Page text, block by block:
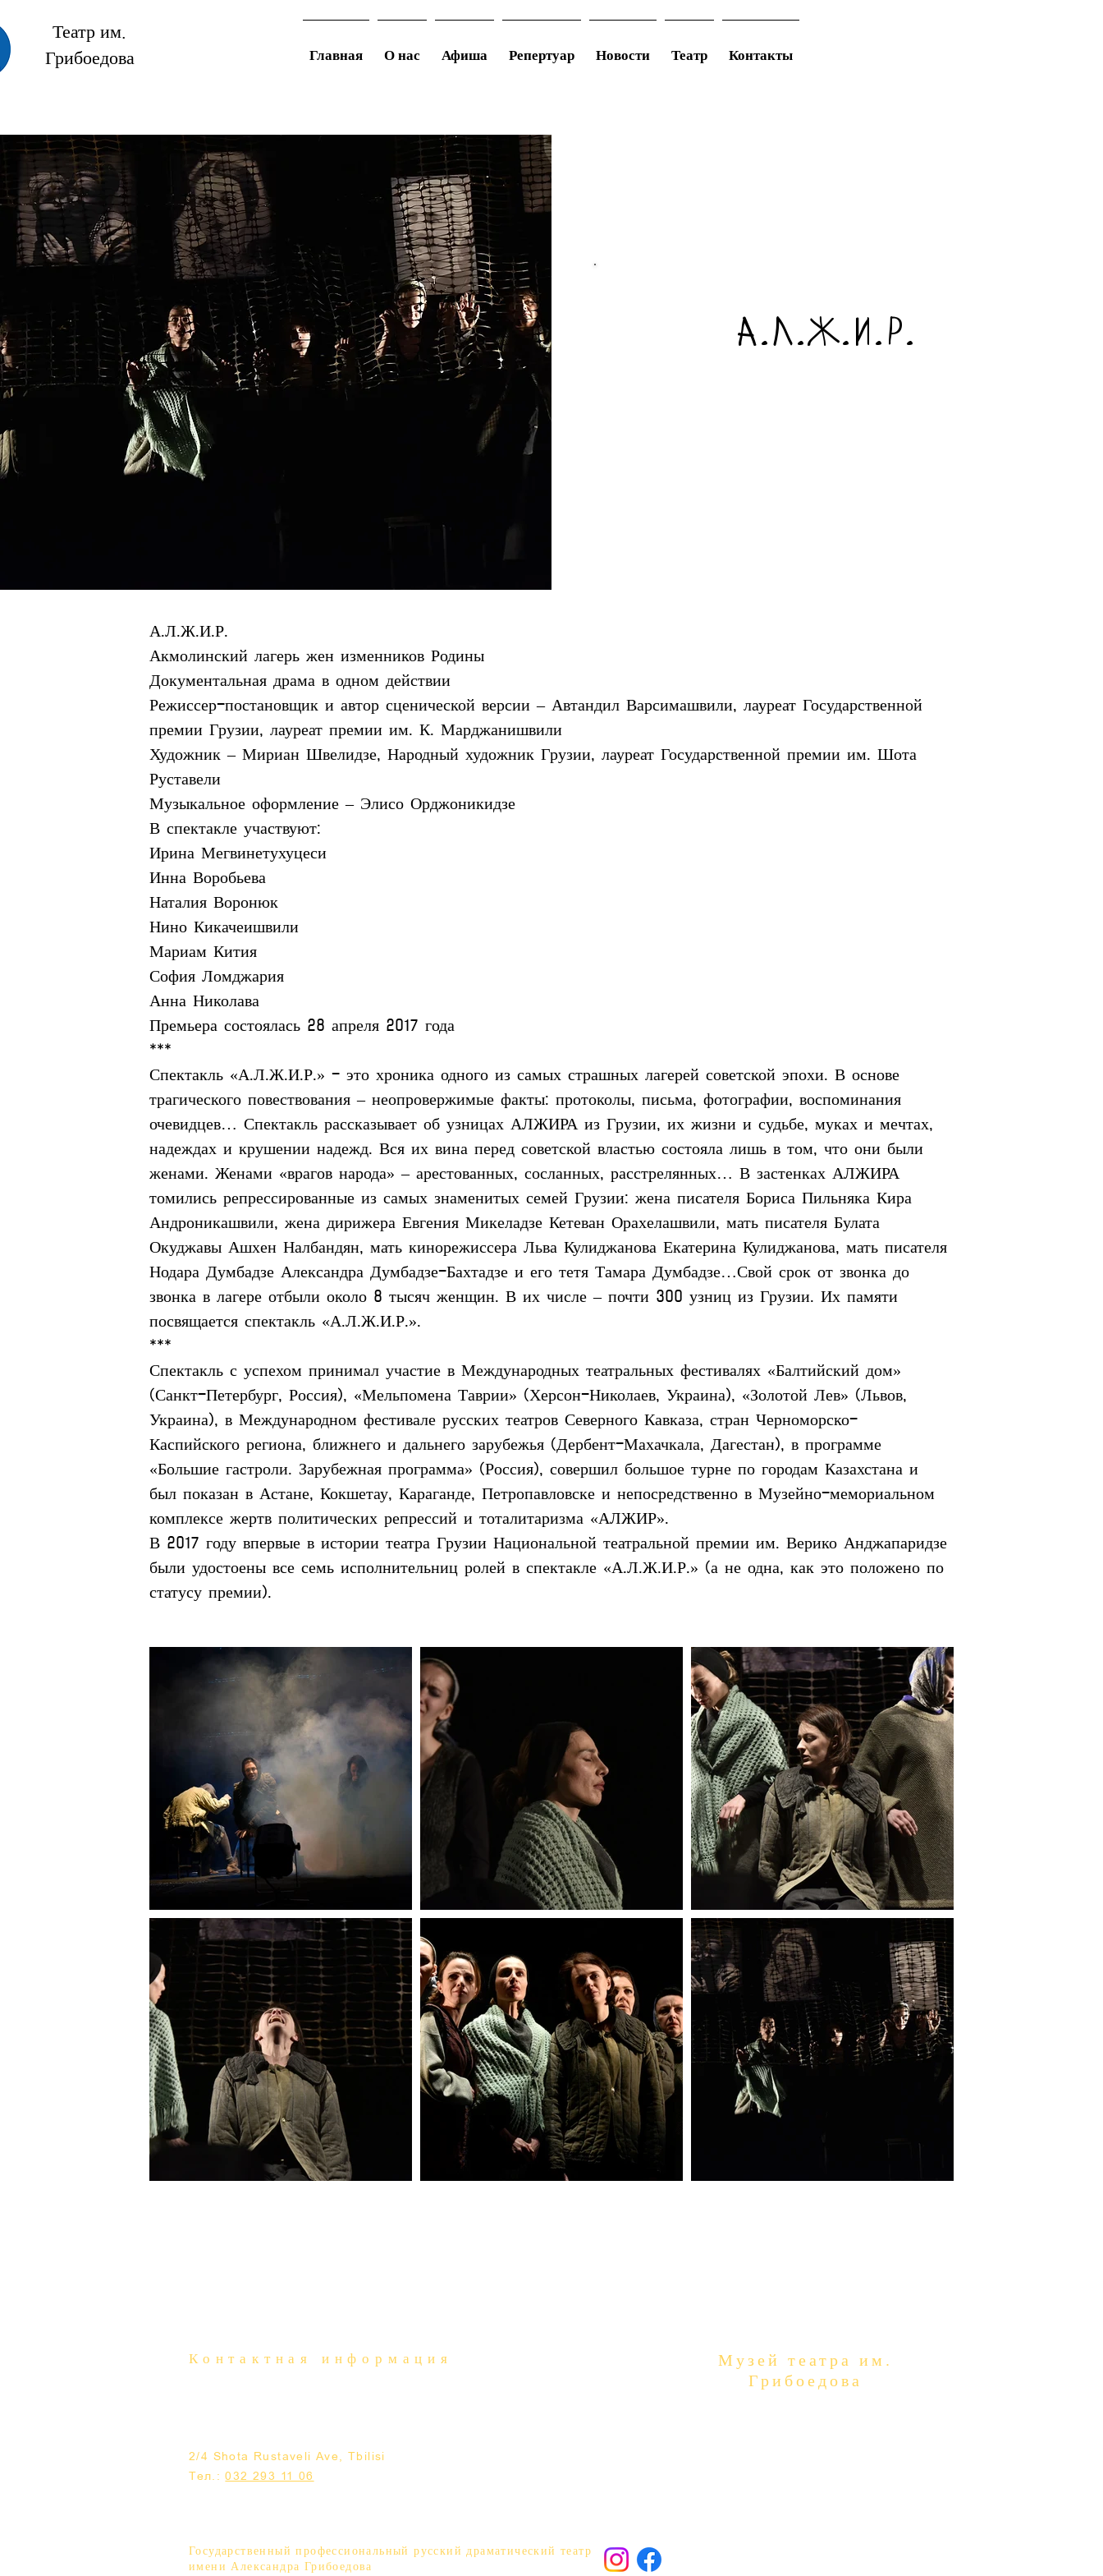
Театр им.
Грибоедова
Главная О нас Афиша Репертуар Новости Театр Контакты
А.Л.Ж.И.Р.
А.Л.Ж.И.Р.
Акмолинский лагерь жен изменников Родины
Документальная драма в одном действии
Режиссер-постановщик и автор сценической версии – Автандил Варсимашвили, лауреат Государственной
премии Грузии, лауреат премии им. К. Марджанишвили
Художник – Мириан Швелидзе, Народный художник Грузии, лауреат Государственной премии им. Шота
Руставели
Музыкальное оформление – Элисо Орджоникидзе
В спектакле участвуют:
Ирина Мегвинетухуцеси
Инна Воробьева
Наталия Воронюк
Нино Кикачеишвили
Мариам Кития
София Ломджария
Анна Николава
Премьера состоялась 28 апреля 2017 года
***
Спектакль «А.Л.Ж.И.Р.» - это хроника одного из самых страшных лагерей советской эпохи. В основе
трагического повествования – неопровержимые факты: протоколы, письма, фотографии, воспоминания
очевидцев… Спектакль рассказывает об узницах АЛЖИРА из Грузии, их жизни и судьбе, муках и мечтах,
надеждах и крушении надежд. Вся их вина перед советской властью состояла лишь в том, что они были
женами. Женами «врагов народа» – арестованных, сосланных, расстрелянных… В застенках АЛЖИРА
томились репрессированные из самых знаменитых семей Грузии: жена писателя Бориса Пильняка Кира
Андроникашвили, жена дирижера Евгения Микеладзе Кетеван Орахелашвили, мать писателя Булата
Окуджавы Ашхен Налбандян, мать кинорежиссера Льва Кулиджанова Екатерина Кулиджанова, мать писателя
Нодара Думбадзе Александра Думбадзе-Бахтадзе и его тетя Тамара Думбадзе…Свой срок от звонка до
звонка в лагере отбыли около 8 тысяч женщин. В их числе – почти 300 узниц из Грузии. Их памяти
посвящается спектакль «А.Л.Ж.И.Р.».
***
Спектакль с успехом принимал участие в Международных театральных фестивалях «Балтийский дом»
(Санкт-Петербург, Россия), «Мельпомена Таврии» (Херсон-Николаев, Украина), «Золотой Лев» (Львов,
Украина), в Международном фестивале русских театров Северного Кавказа, стран Черноморско-
Каспийского региона, ближнего и дальнего зарубежья (Дербент-Махачкала, Дагестан), в программе
«Большие гастроли. Зарубежная программа» (Россия), совершил большое турне по городам Казахстана и
был показан в Астане, Кокшетау, Караганде, Петропавловске и непосредственно в Музейно-мемориальном
комплексе жертв политических репрессий и тоталитаризма «АЛЖИР».
В 2017 году впервые в истории театра Грузии Национальной театральной премии им. Верико Анджапаридзе
были удостоены все семь исполнительниц ролей в спектакле «А.Л.Ж.И.Р.» (а не одна, как это положено по
статусу премии).
Контактная информация
Музей театра им.
Грибоедова
2/4 Shota Rustaveli Ave, Tbilisi
Тел.:032 293 11 06
Государственный профессиональный русский драматический театр
имени Александра Грибоедова